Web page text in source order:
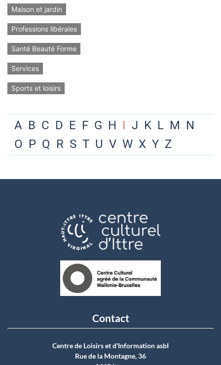
Maison et jardin
Professions libérales
Santé Beauté Forme
Services
Sports et loisirs
A B C D E F G H I J K L M N
O P Q R S T U V W X Y Z
Contact
Centre de Loisirs et d'Information asbI
Rue de la Montagne, 36